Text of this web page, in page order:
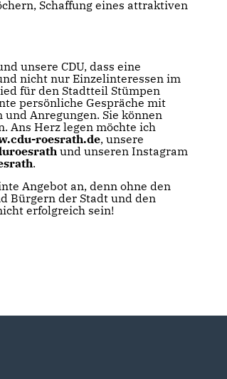
Schaffung eines attraktiven
unsere CDU, dass eine
nicht nur Einzelinteressen im
für den Stadtteil Stümpen
persönliche Gespräche mit
Anregungen. Sie können
Ans Herz legen möchte ich
roesrath.de, unsere
und unseren Instagram
.
Angebot an, denn ohne den
Bürgern der Stadt und den
erfolgreich sein!